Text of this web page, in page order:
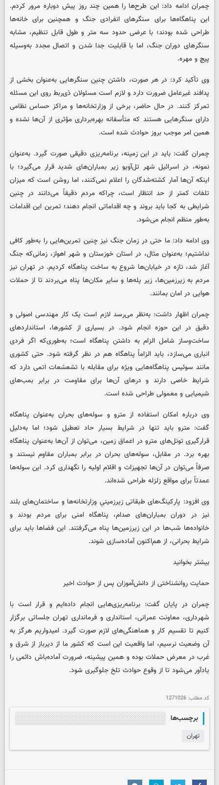
چمران ادامه داد: این طرح‌ها را همین چند روز پیش دوباره مرور کردم.
این پناهگاه‌ها برای سنگرهای انفرادی جنگ و همچنین برای خانه‌ها
طراحی شده بودند؛ با عرضی حدود سه متر و طول قابل تنظیم، مشابه
سنگرهای دوران جنگ، اما با قابلیت جدا شدن و اتصال مجدد به‌وسیله
پیچ و مهره.
وی تأکید کرد: در هر صورت، داشتن چنین سنگرهایی به‌عنوان بخشی از
پدافند غیرعامل ضرورت دارد و لازم است مسئولان ذی‌ربط روی این مسئله
تمرکز کنند. در حال حاضر، برخی از وزارتخانه‌ها و مراکز حساس نظامی
دارای سنگرهایی هستند که متأسفانه بهره‌برداری مؤثری از آن‌ها نشده و
همین امر موجب بروز حوادث شده است.
چمران گفت: باید در این زمینه، برنامه‌ریزی دقیقی صورت گیرد. به‌عنوان
نمونه، در اسرائیل شهر تل‌آویو زیر بمباران‌های شدید قرار می‌گیرد؛ با
اینکه آن‌ها آمار کشته‌شدگان را اعلام نمی‌کنند، اما روشن است که میزان
تلفات کمتر از حد انتظار است، چراکه مردم دقیقاً می‌دانند در چنین
شرایطی به کجا باید بروند و چه اقداماتی انجام دهند؛ تمرین این اقدامات
به‌طور منظم انجام می‌شود.
وی ادامه داد: ما حتی در زمان جنگ نیز چنین تمرین‌هایی را به‌طور کافی
نداشتیم؛ به‌عنوان مثال، در استان خوزستان و شهر اهواز، زمانی‌که جنگ
آغاز شد، تازه در خیابان‌ها شروع به ساخت پناهگاه کردیم. در تهران نیز
مردم به زیرزمین‌ها، زیر پله‌ها و سایر مکان‌ها پناه می‌بردند تا از حملات
هوایی در امان بمانند.
چمران اظهار داشت: به‌نظر می‌رسد لازم است یک کار مهندسی اصولی و
دقیق در این حوزه انجام شود. در بسیاری از کشورها، استانداردهای
ساخت‌وساز شامل الزام به داشتن پناهگاه است؛ به‌طوری‌که اگر فردی
انباری می‌سازد، باید الزاماً پناهگاه هم در نظر گرفته شود. حتی کشوری
مانند سوئیس پناهگاه‌هایی ویژه برای مقابله با تشعشعات اتمی دارد که
شرایط خاصی دارند و درهای آن‌ها برای مقاومت در برابر بمب‌های
شیمیایی و معمولی طراحی شده است.
وی درباره امکان استفاده از مترو و سوله‌های بحران به‌عنوان پناهگاه
گفت: مترو باید تنها در شرایط بسیار حاد تعطیل شود؛ اما به‌دلیل
قرارگیری تونل‌های مترو در اعماق زمین، می‌توان از آن‌ها به‌عنوان پناهگاه
بهره برد. در مقابل، سوله‌های بحران در برابر بمباران مقاوم نیستند و
صرفاً می‌توان در آن‌ها تجهیزات و اقلام اولیه را نگهداری کرد. این سوله‌ها
عمدتاً برای مواقع زلزله طراحی شده‌اند.
وی افزود: پارکینگ‌های طبقاتی زیرزمینیِ وزارتخانه‌ها و ساختمان‌های بلند
نیز در دوران بمباران‌های صدام، پناهگاه امنی برای مردم بودند و
خانواده‌ها شب‌ها در این زیرزمین‌ها پناه می‌گرفتند. این فضاها باید برای
شرایط بحرانی، از هم‌اکنون آماده‌سازی شوند.
بیشتر بخوانید
حمایت روانشناختی از دانش‌آموزان پس از حوادث اخیر
چمران در پایان گفت: برنامه‌ریزی‌هایی انجام داده‌ایم و قرار است با
شهرداری، معاونت عمرانی، استانداری و فرمانداری تهران جلساتی برگزار
کنیم تا تقسیم کار و هماهنگی‌های لازم صورت گیرد. امیدواریم هرگز به
آن وضعیت نرسیم، اما واقعیت این است که کشور ما از دیرباز از شرق و
غرب در معرض حملات بوده و همین پیشینه، ضرورت آماده‌باش دائمی را
یادآور می‌شود تا از وقوع حوادث تلخ جلوگیری شود.
کد مطلب: 1271026
برچسب‌ها
تهران